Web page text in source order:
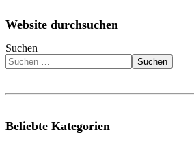
Website durchsuchen
Suchen
Suchen
Beliebte Kategorien